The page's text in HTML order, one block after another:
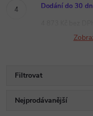
Dodání do 30
Filtrovat
Ř
Nejprodávanější